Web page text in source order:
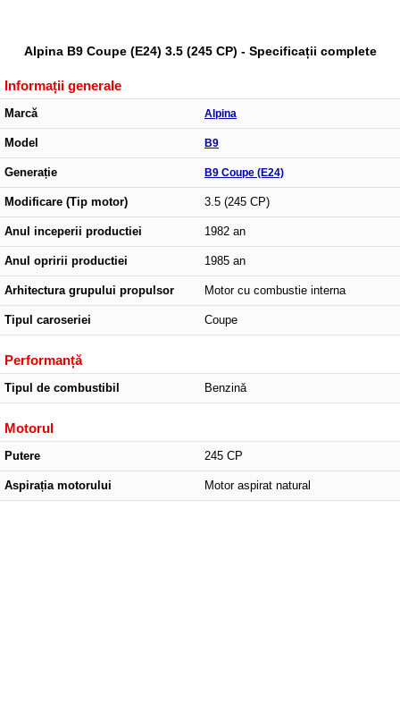
Alpina B9 Coupe (E24) 3.5 (245 CP) - Specificații complete
Informații generale
Marcă Alpina
Model B9
Generație B9 Coupe (E24)
Modificare (Tip motor) 3.5 (245 CP)
Anul inceperii productiei 1982 an
Anul opririi productiei 1985 an
Arhitectura grupului propulsor Motor cu combustie interna
Tipul caroseriei Coupe
Performanță
Tipul de combustibil Benzină
Motorul
Putere 245 CP
Aspirația motorului Motor aspirat natural